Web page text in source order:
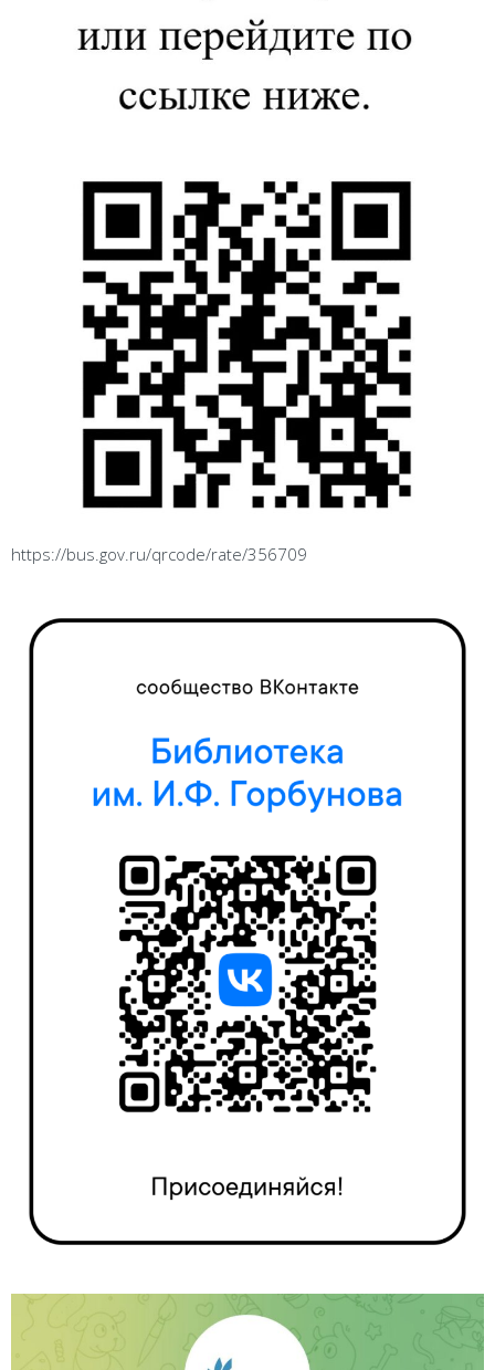
https://bus.gov.ru/qrcode/rate/356709